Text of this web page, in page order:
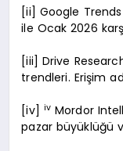
[ii] Google
ile Ocak 2026
[iii] Drive
trendleri. Erişim
[iv] iv Mordor
pazar büyüklüğü